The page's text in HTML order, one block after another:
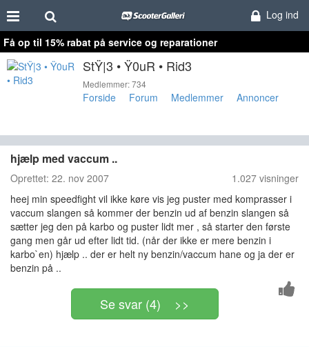
Log ind
Få op til 15% rabat på service og reparationer
StŸ|3 • Ÿ0uR • Rid3
Medlemmer: 734
Forside Forum Medlemmer Annoncer
hjælp med vaccum ..
Oprettet: 22. nov 2007
1.027 visninger
heej min speedfight vil ikke køre vis jeg puster med komprasser i
vaccum slangen så kommer der benzin ud af benzin slangen så
sætter jeg den på karbo og puster lidt mer , så starter den første
gang men går ud efter lidt tid. (når der ikke er mere benzin i
karbo`en) hjælp .. der er helt ny benzin/vaccum hane og ja der er
benzin på ..
Se svar (4) >>